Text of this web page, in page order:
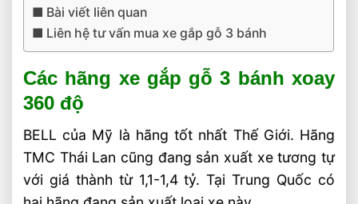
Bài viết liên quan
Liên hệ tư vấn mua xe gắp gỗ 3 bánh
Các hãng xe gắp gỗ 3 bánh xoay
360 độ
BELL của Mỹ là hãng tốt nhất Thế Giới. Hãng
TMC Thái Lan cũng đang sản xuất xe tương tự
với giá thành từ 1,1-1,4 tỷ. Tại Trung Quốc có